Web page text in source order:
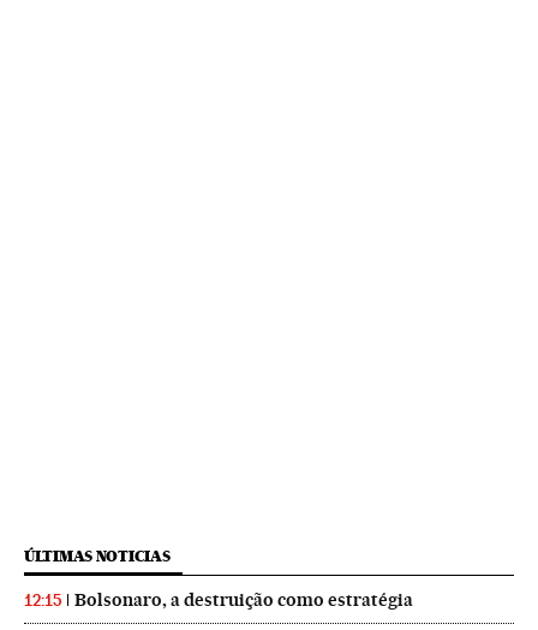
ÚLTIMAS NOTICIAS
12:15 Bolsonaro, a destruição como estratégia